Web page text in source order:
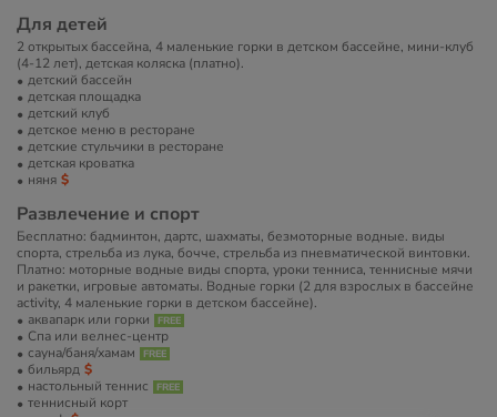
Для детей
2 открытых бассейна, 4 маленькие горки в детском бассейне, мини-клуб
(4-12 лет), детская коляска (платно).
детский бассейн
детская площадка
детский клуб
детское меню в ресторане
детские стульчики в ресторане
детская кроватка
няня
Развлечение и спорт
Бесплатно: бадминтон, дартс, шахматы, безмоторные водные. виды
спорта, стрельба из лука, бочче, стрельба из пневматической винтовки.
Платно: моторные водные виды спорта, уроки тенниса, теннисные мячи
и ракетки, игровые автоматы. Водные горки (2 для взрослых в бассейне
activity, 4 маленькие горки в детском бассейне).
аквапарк или горки
Спа или велнес-центр
сауна/баня/хамам
бильярд
настольный теннис
теннисный корт